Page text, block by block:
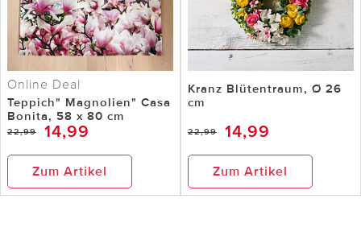
Online Deal
Teppich" Magnolien" Casa
Bonita, 58 x 80 cm
22,99 14,99
Zum Artikel
Kranz Blütentraum, Ø 26
cm
22,99 14,99
Zum Artikel